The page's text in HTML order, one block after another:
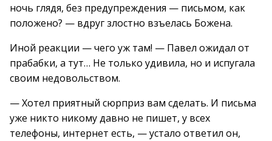
ночь глядя, без предупреждения — письмом, как
положено? — вдруг злостно взъелась Божена.
Иной реакции — чего уж там! — Павел ожидал от
прабабки, а тут… Не только удивила, но и испугала
своим недовольством.
— Хотел приятный сюрприз вам сделать. И письма
уже никто никому давно не пишет, у всех
телефоны, интернет есть, — устало ответил он,